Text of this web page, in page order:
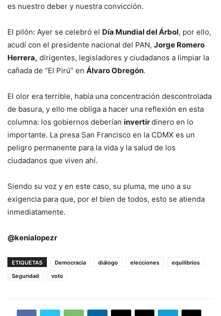
es nuestro deber y nuestra convicción.
El pilón: Ayer se celebró el Día Mundial del Árbol, por ello,
acudí con el presidente nacional del PAN, Jorge Romero
Herrera, dirigentes, legisladores y ciudadanos a limpiar la
cañada de “El Pirú” en Álvaro Obregón.
El olor era terrible, había una concentración descontrolada
de basura, y ello me obliga a hacer una reflexión en esta
columna: los gobiernos deberían invertirdinero en lo
importante. La presa San Francisco en la CDMX es un
peligro permanente para la vida y la salud de los
ciudadanos que viven ahí.
Siendo su voz y en este caso, su pluma, me uno a su
exigencia para que, por el bien de todos, esto se atienda
inmediatamente.
@kenialopezr
ETIQUETAS Democracia diálogo elecciones
equilibrios
Seguridad
voto